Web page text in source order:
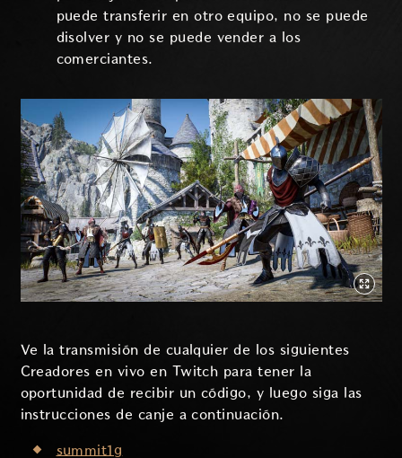
puede transferir en otro equipo, no se puede
disolver y no se puede vender a los
comerciantes.
Ve la transmisión de cualquier de los siguientes
Creadores en vivo en Twitch para tener la
oportunidad de recibir un código, y luego siga las
instrucciones de canje a continuación.
summit1g